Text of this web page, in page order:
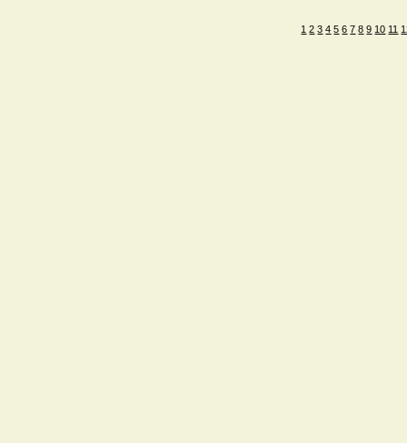
1 2 3 4 5 6 7 8 9 10 11